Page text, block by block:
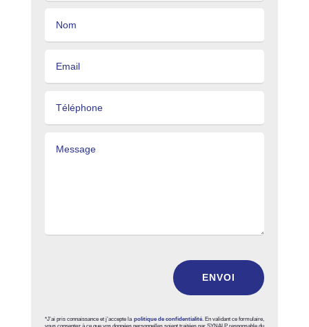
ENVOI
*J’ai pris connaissance et j’accepte la politique de confidentialité. En validant ce formulaire,